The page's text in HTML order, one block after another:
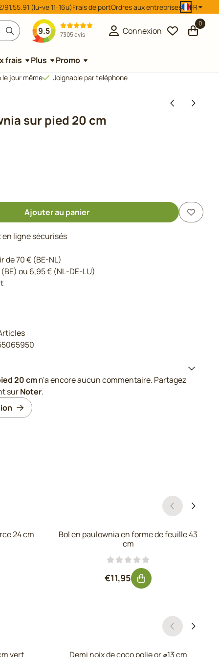
(lu-ve 11-16u)Frais de portOrdres aux entreprises FR
9.5 7305 avis Connexion
0
frais Plus Promo
le jour même
Joignable par téléphone
sur pied 20 cm
Ajouter au panier
ligne sécurisés
de 70 € (BE-NL)
ou 6,95 € (NL-DE-LU)
20 cm n'a encore aucun commentaire. Partagez
surNoter.
24 cm
TVA : 4,92
Bol en paulownia en forme de feuille 43
cm
Prix: 11,95, hors TVA : 9,88
€11,95
vert Demi noix de coco polie or ⌀13 cm